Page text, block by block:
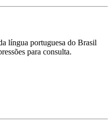
língua portuguesa do Brasil
para consulta.